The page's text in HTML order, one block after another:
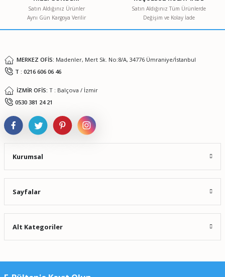
Ürün bilgilerinde hatalar bulunuyor.
Ürün fiyatı diğer sitelerden daha pahalı.
Satın Aldığınız Ürünler
Aynı Gün Kargoya Verilir
Satın Aldığınız Tüm Ürünlerde
Değişim ve Kolay İade
MERKEZ OFİS: Madenler, Mert Sk. No:8/A, 34776 Ümraniye/İstanbul
T : 0216 606 06 46
İZMİR OFİS: T : Balçova / İzmir
0530 381 24 21
Kurumsal
Sayfalar
Alt Kategoriler